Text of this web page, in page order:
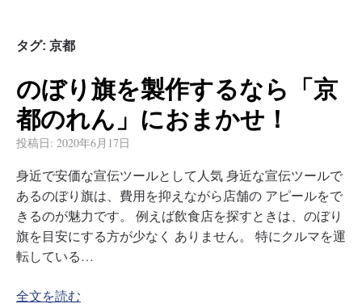
タグ: 京都
のぼり旗を製作するなら「京
都のれん」におまかせ！
投稿日: 2020年6月17日
身近で安価な宣伝ツールとして人気 身近な宣伝ツールで
あるのぼり旗は、費用を抑えながら店舗の アピールをで
きるのが魅力です。 例えば飲食店を探すときは、のぼり
旗を目安にする方が少なく ありません。 特にクルマを運
転している…
全文を読む